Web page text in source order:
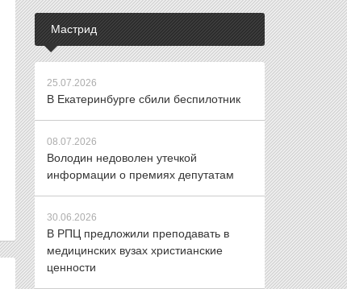
Мастрид
25.07.2026
В Екатеринбурге сбили беспилотник
08.07.2026
Володин недоволен утечкой
информации о премиях депутатам
30.06.2026
В РПЦ предложили преподавать в
медицинских вузах христианские
ценности